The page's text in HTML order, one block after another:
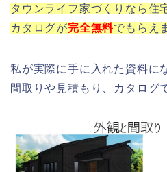
タウンライフ家づくりなら住
カタログが完全無料でもらえ
私が実際に手に入れた資料に
間取りや見積もり、カタログ